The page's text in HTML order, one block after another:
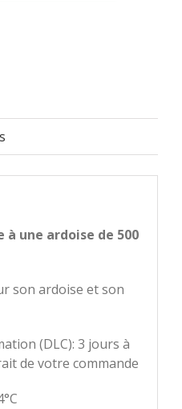
une ardoise de 500
son ardoise et son
(DLC): 3 jours à
de votre commande